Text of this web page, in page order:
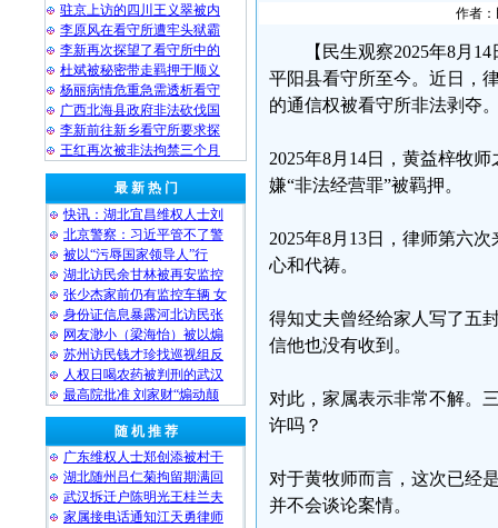
驻京上访的四川王义翠被内
李原风在看守所遭牢头狱霸
李新再次探望了看守所中的
杜斌被秘密带走羁押于顺义
杨丽病情危重急需透析看守
广西北海县政府非法砍伐国
李新前往新乡看守所要求探
王红再次被非法拘禁三个月
最 新 热 门
快讯：湖北宜昌维权人士刘
北京警察：习近平管不了警
被以“污辱国家领导人”行
湖北访民余甘林被再安监控
张少杰家前仍有监控车辆 女
身份证信息暴露河北访民张
网友渺小（梁海怡）被以煽
苏州访民钱才珍找巡视组反
人权日喝农药被判刑的武汉
最高院批准 刘家财“煽动颠
随 机 推 荐
广东维权人士郑创添被村干
湖北随州吕仁菊拘留期满回
武汉拆迁户陈明光王桂兰夫
家属接电话通知江天勇律师
作者：
【民生观察2025年8月
平阳县看守所至今。近日，
的通信权被看守所非法剥夺
2025年8月14日，黄益梓牧
嫌“非法经营罪”被羁押。
2025年8月13日，律师第六
心和代祷。
得知丈夫曾经给家人写了五
信他也没有收到。
对此，家属表示非常不解。
许吗？
对于黄牧师而言，这次已经
并不会谈论案情。